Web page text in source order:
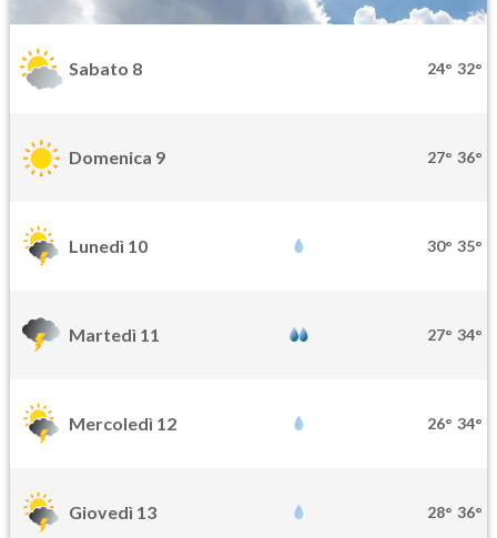
Sabato 8 24° 32°
Domenica 9 27° 36°
Lunedì 10 30° 35°
Martedì 11 27° 34°
Mercoledì 12 26° 34°
Giovedì 13 28° 36°